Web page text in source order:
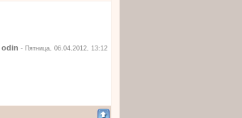
odin - Пятница, 06.04.2012, 13:12